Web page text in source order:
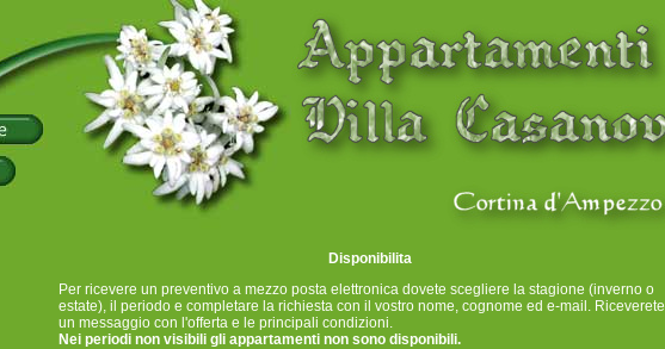
Disponibilitа
Per ricevere un preventivo a mezzo posta elettronica dovete scegliere la stagione (inverno o
estate), il periodo e completare la richiesta con il vostro nome, cognome ed e-mail. Riceverete
un messaggio con l'offerta e le principali condizioni.
Nei periodi non visibili gli appartamenti non sono disponibili.